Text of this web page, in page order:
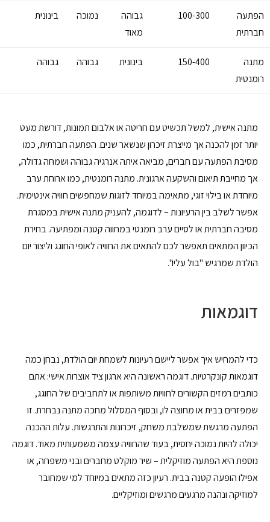
הפתעה
חברתית
100-300
גבוהה
מאוד
נמוכה בינונית
מתנה
רומנטית
150-400 בינונית גבוהה גבוהה
מתנה אישית, למשל תכשיט עם חריטה או אלבום תמונות, דורשת מעט
יותר זמן להכנה אך מייצרת זיכרון שנשאר שנים. הפתעה חברתית, כמו
מסיבת הפתעה עם חברים, מביאה איתה אנרגיה גבוהה ושמחה גדולה,
אך מחייבת תיאום והשקעה ארגונית. מתנה רומנטית, כמו ארוחת ערב
מיוחדת או בילוי זוגי, מתאימה במיוחד לזוגות שמחפשים חוויה אינטימית.
אפשר לשלב בין הרעיונות – לדוגמה, להעניק מתנה אישית במסגרת
מסיבה חברתית או לסיים ערב רומנטי במחווה קטנה ומפתיעה. בחירת
הכיוון המתאים תאפשר לכם להתאים את החוויה לאופי החוגג וליצור יום
הולדת שמרגיש "בול עליו".
דוגמאות
כדי להמחיש איך אפשר ליישם רעיונות לשמחת יום הולדת, נבחן כמה
דוגמאות קונקרטיות. דוגמה ראשונה היא ארגון ציד אוצרות אישי: אתם
כותבים רמזים הקשורים לחוויות משותפות או לתחביבים של החוגג,
שמפזרים בבית או מחוצה לו, ובסוף המסלול מחכה מתנה נבחרת. זו
הפתעה מרגשת שמשלבת משחק, זיכרונות והתרגשות. עלות ההכנה
יכולה להיות נמוכה יחסית, בעוד שהחוויה עצמה משמעותית מאוד. דוגמה
נוספת היא הפתעה מוזיקלית – שיר מוקלט מחברים ובני משפחה, או
אפילו הופעה קטנה בבית. רעיון כזה מתאים במיוחד למי שמחובר
למוזיקה ונהנה מרגעים מרגשים ומוזיקליים.